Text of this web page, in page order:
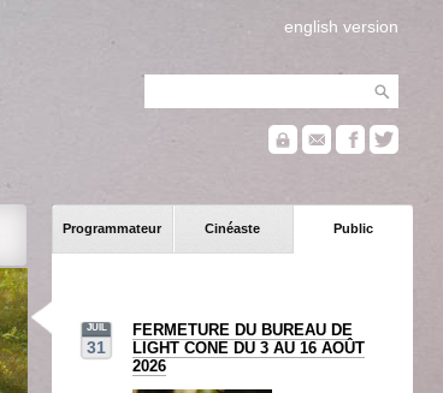
english version
Programmateur Cinéaste Public
JUIL
31
FERMETURE DU BUREAU DE
LIGHT CONE DU 3 AU 16 AOÛT
2026